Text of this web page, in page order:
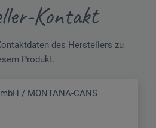
Kontakt
des Herstellers zu
Produkt.
/ MONTANA-CANS